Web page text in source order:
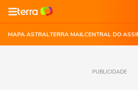
MAPA ASTRALTERRA MAILCENTRAL DO
PUBLICIDADE